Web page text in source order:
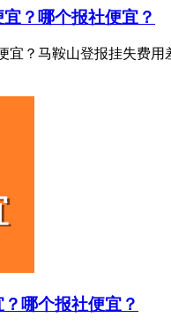
？哪个报社便宜？
宜？马鞍山登报挂失费
哪个报社便宜？